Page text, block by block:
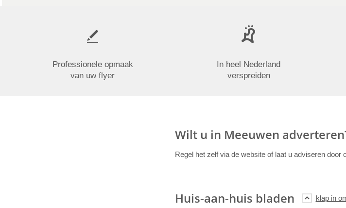
Professionele opmaak
van uw flyer
In heel Nederland
verspreiden
Wilt u in Meeuwen
Regel het zelf via de website of laat u adviseren door
Huis-aan-huis bladen